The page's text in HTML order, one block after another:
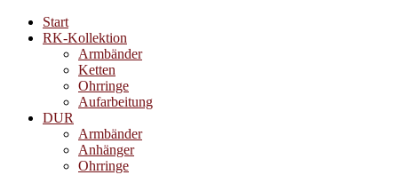
Start
RK-Kollektion
Armbänder
Ketten
Ohrringe
Aufarbeitung
DUR
Armbänder
Anhänger
Ohrringe